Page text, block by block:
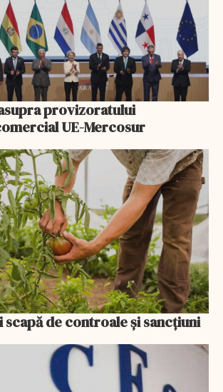
provizoratului
UE-Mercosur
de controale și sancțiuni